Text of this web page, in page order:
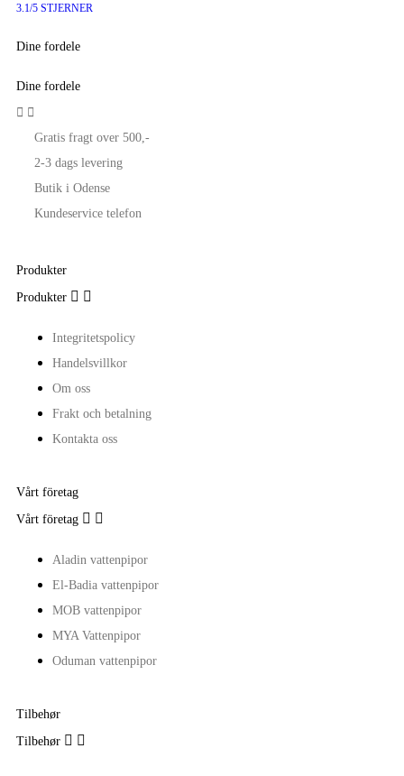
3.1/5 STJERNER
Dine fordele
Dine fordele
 
Gratis fragt over 500,-
2-3 dags levering
Butik i Odense
Kundeservice telefon
Produkter
Produkter  
Integritetspolicy
Handelsvillkor
Om oss
Frakt och betalning
Kontakta oss
Vårt företag
Vårt företag  
Aladin vattenpipor
El-Badia vattenpipor
MOB vattenpipor
MYA Vattenpipor
Oduman vattenpipor
Tilbehør
Tilbehør  